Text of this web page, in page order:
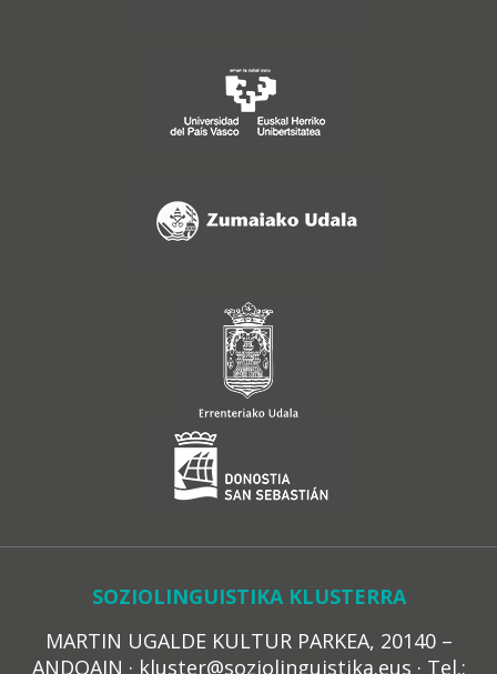
SOZIOLINGUISTIKA KLUSTERRA
MARTIN UGALDE KULTUR PARKEA, 20140 –
ANDOAIN · kluster@soziolinguistika.eus · Tel.: